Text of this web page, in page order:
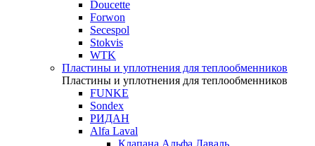
Doucette
Forwon
Secespol
Stokvis
WTK
Пластины и уплотнения для теплообменников
Пластины и уплотнения для теплообменников
FUNKE
Sondex
РИДАН
Alfa Laval
Клапана Альфа Лаваль